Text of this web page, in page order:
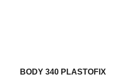
BODY 340 PLASTOFIX